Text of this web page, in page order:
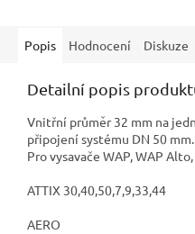
Popis Hodnocení Diskuze
Detailní popis
Vnitřní průměr 32 mm na
připojení systému DN 50 mm.
Pro vysavače WAP, WAP
ATTIX 30,40,50,7,9,33,44
AERO